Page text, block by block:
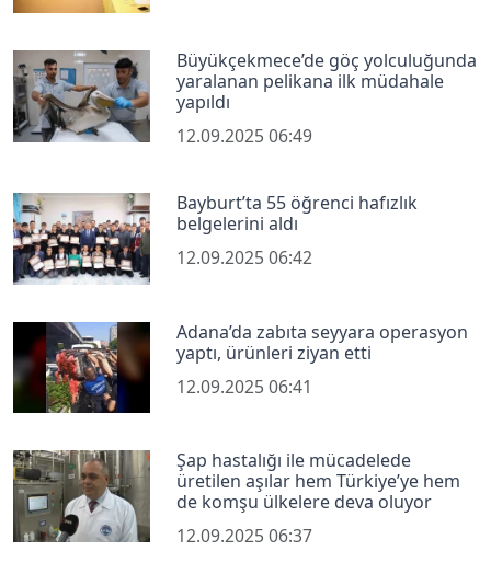
Büyükçekmece’de göç yolculuğunda
yaralanan pelikana ilk müdahale
yapıldı
12.09.2025 06:49
Bayburt’ta 55 öğrenci hafızlık
belgelerini aldı
12.09.2025 06:42
Adana’da zabıta seyyara operasyon
yaptı, ürünleri ziyan etti
12.09.2025 06:41
Şap hastalığı ile mücadelede
üretilen aşılar hem Türkiye’ye hem
de komşu ülkelere deva oluyor
12.09.2025 06:37